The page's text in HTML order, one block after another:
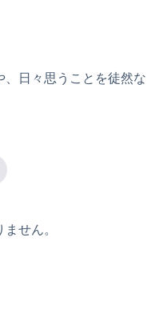
日々思うことを徒然な
せん。